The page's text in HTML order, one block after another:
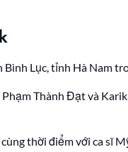
Lục, tỉnh Hà Nam
Thành Đạt và
thời điểm với ca sĩ